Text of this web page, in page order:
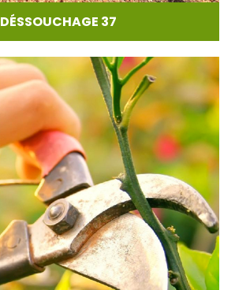
DÉSSOUCHAGE 37